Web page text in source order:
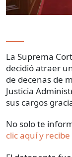
La Suprema
decidió atraer
de decenas de
Justicia
sus cargos
No solo te
clic aquí y